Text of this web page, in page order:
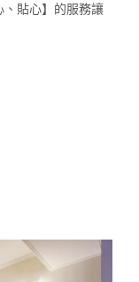
、貼心】的服務讓